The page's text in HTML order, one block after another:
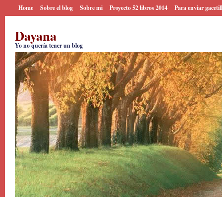
Home Sobre el blog Sobre mi Proyecto 52 libros 2014 Para enviar
Dayana
Yo no quería tener un blog